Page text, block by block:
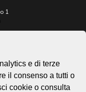
1
e di terze
il consenso a tutti o
cookie o consulta